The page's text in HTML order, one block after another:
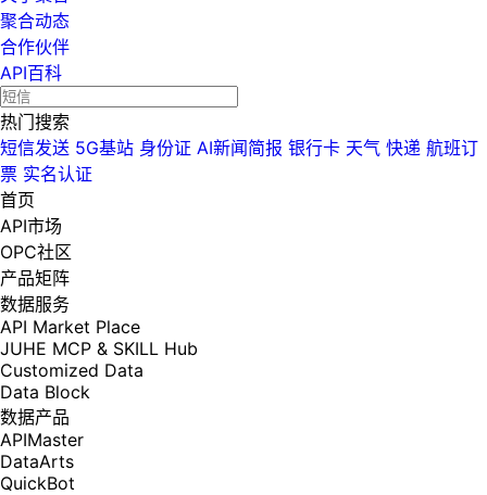
聚合动态
合作伙伴
API百科
热门搜索
短信发送 5G基站 身份证 AI新闻简报 银行卡 天气 快递 航班订
票 实名认证
首页
API市场
OPC社区
产品矩阵
数据服务
API Market Place
JUHE MCP & SKILL Hub
Customized Data
Data Block
数据产品
APIMaster
DataArts
QuickBot